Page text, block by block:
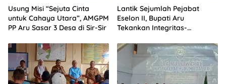
Usung Misi “Sejuta Cinta
untuk Cahaya Utara”, AMGPM
PP Aru Sasar 3 Desa di Sir-Sir
Lantik Sejumlah Pejabat
Eselon II, Bupati Aru
Tekankan Integritas-